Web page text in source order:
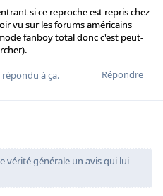
si ce reproche est repris chez
vu sur les forums américains
fanboy total donc c'est peut-
Répondre
répondu à ça.
vérité générale un avis qui lui